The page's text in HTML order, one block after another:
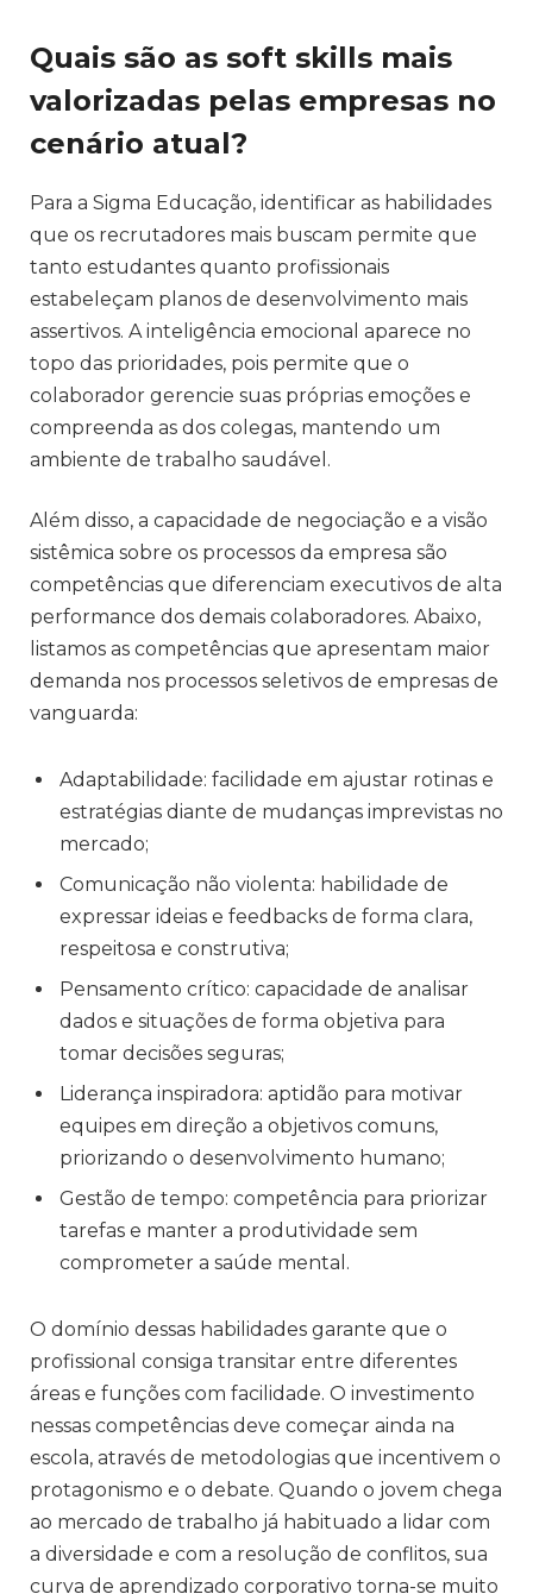
Quais são as soft skills mais
valorizadas pelas empresas no
cenário atual?
Para a Sigma Educação, identificar as habilidades
que os recrutadores mais buscam permite que
tanto estudantes quanto profissionais
estabeleçam planos de desenvolvimento mais
assertivos. A inteligência emocional aparece no
topo das prioridades, pois permite que o
colaborador gerencie suas próprias emoções e
compreenda as dos colegas, mantendo um
ambiente de trabalho saudável.
Além disso, a capacidade de negociação e a visão
sistêmica sobre os processos da empresa são
competências que diferenciam executivos de alta
performance dos demais colaboradores. Abaixo,
listamos as competências que apresentam maior
demanda nos processos seletivos de empresas de
vanguarda:
Adaptabilidade: facilidade em ajustar rotinas e
estratégias diante de mudanças imprevistas no
mercado;
Comunicação não violenta: habilidade de
expressar ideias e feedbacks de forma clara,
respeitosa e construtiva;
Pensamento crítico: capacidade de analisar
dados e situações de forma objetiva para
tomar decisões seguras;
Liderança inspiradora: aptidão para motivar
equipes em direção a objetivos comuns,
priorizando o desenvolvimento humano;
Gestão de tempo: competência para priorizar
tarefas e manter a produtividade sem
comprometer a saúde mental.
O domínio dessas habilidades garante que o
profissional consiga transitar entre diferentes
áreas e funções com facilidade. O investimento
nessas competências deve começar ainda na
escola, através de metodologias que incentivem o
protagonismo e o debate. Quando o jovem chega
ao mercado de trabalho já habituado a lidar com
a diversidade e com a resolução de conflitos, sua
curva de aprendizado corporativo torna-se muito